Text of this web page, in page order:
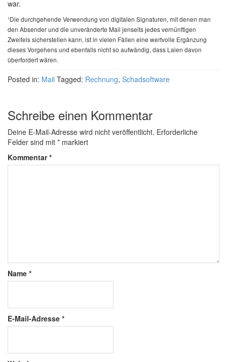
war.
¹Die durchgehende Verwendung von digitalen Signaturen, mit denen man
den Absender und die unveränderte Mail jenseits jedes vernünftigen
Zweifels sicherstellen kann, ist in vielen Fällen eine wertvolle Ergänzung
dieses Vorgehens und ebenfalls nicht so aufwändig, dass Laien davon
überfordert wären.
Posted in: Mail Tagged: Rechnung, Schadsoftware
Schreibe einen Kommentar
Deine E-Mail-Adresse wird nicht veröffentlicht. Erforderliche
Felder sind mit * markiert
Kommentar*
Name *
E-Mail-Adresse *